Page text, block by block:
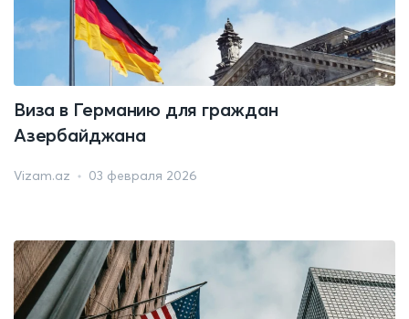
Виза в Германию для граждан
Азербайджана
Vizam.az 03 февраля 2026